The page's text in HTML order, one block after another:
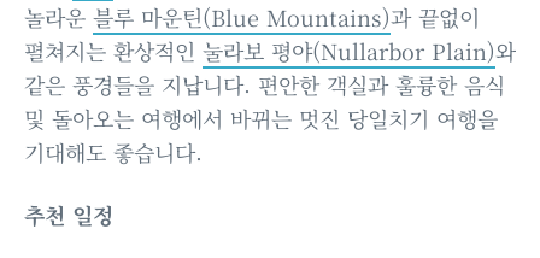
놀라운 블루 마운틴(Blue Mountains)과 끝없이
펼쳐지는 환상적인 눌라보 평야(Nullarbor Plain)와
같은 풍경들을 지납니다. 편안한 객실과 훌륭한 음식
및 돌아오는 여행에서 바뀌는 멋진 당일치기 여행을
기대해도 좋습니다.
추천 일정